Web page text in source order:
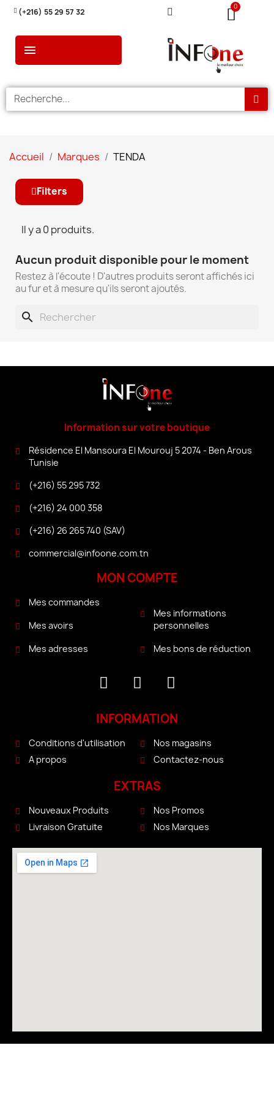
(+216) 55 29 57 32
Accueil Marques TENDA
Filters
Il y a 0 produits.
Aucun produit disponible pour le moment
Restez à l'écoute ! D'autres produits seront affichés ici
au fur et à mesure qu'ils seront ajoutés.
search
Information sur votre boutique
Résidence El Mansoura El Mourouj 5 2074 - Ben Arous
Tunisie
(+216) 55 295 732
(+216) 24 000 358
(+216) 26 265 740 (SAV)
commercial@infoone.com.tn
MON COMPTE
Mes commandes
Mes avoirs
Mes adresses
Mes informations
personnelles
Mes bons de réduction
INFORMATION
Conditions d'utilisation
A propos
Nos magasins
Contactez-nous
EXTRAS
Nouveaux Produits
Livraison Gratuite
Nos Promos
Nos Marques